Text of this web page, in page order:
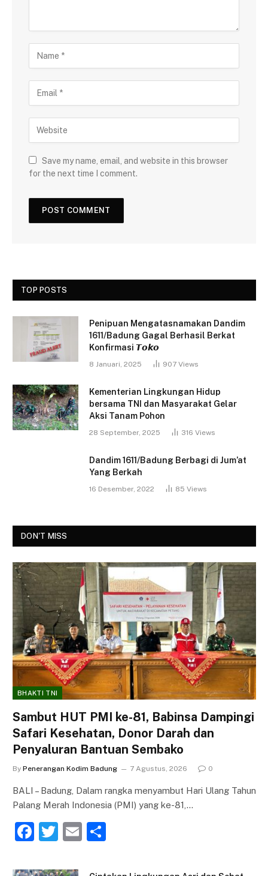
Save my name, email, and website in this browser
for the next time I comment.
TOP POSTS
Penipuan Mengatasnamakan Dandim
1611/Badung Gagal Berhasil Berkat
Konfirmasi 𝙏𝙤𝙠𝙤
8 Januari, 2025 907 Views
Kementerian Lingkungan Hidup
bersama TNI dan Masyarakat Gelar
Aksi Tanam Pohon
28 September, 2025 316 Views
Dandim 1611/Badung Berbagi di Jum’at
Yang Berkah
16 Desember, 2022 85 Views
DON'T MISS
BHAKTI TNI
Sambut HUT PMI ke-81, Babinsa Dampingi
Safari Kesehatan, Donor Darah dan
Penyaluran Bantuan Sembako
By Penerangan Kodim Badung 7 Agustus, 2026 0
BALI – Badung, Dalam rangka menyambut Hari Ulang Tahun
Palang Merah Indonesia (PMI) yang ke-81,…
F
c
T
itt
E
ai ar